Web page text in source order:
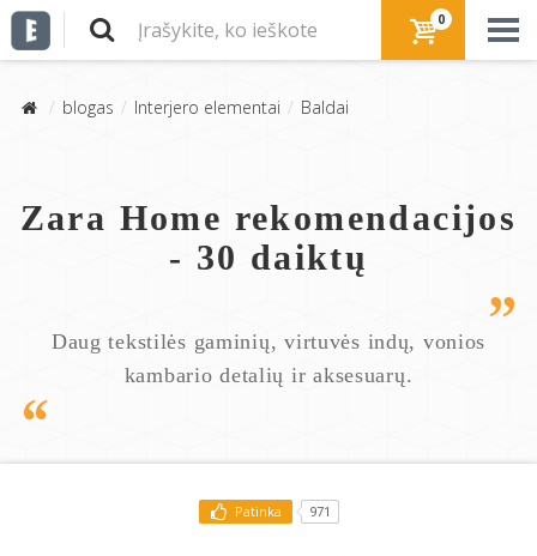
0
blogas Interjero elementai Baldai
Zara Home rekomendacijos
- 30 daiktų
Daug tekstilės gaminių, virtuvės indų, vonios
kambario detalių ir aksesuarų.
Patinka 971